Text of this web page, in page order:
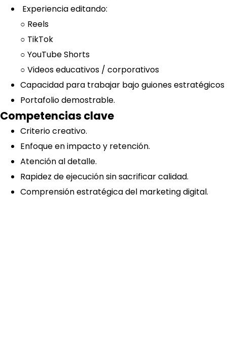
Experiencia editando:
○ Reels
○ TikTok
○ YouTube Shorts
○ Videos educativos / corporativos
Capacidad para trabajar bajo guiones estratégicos
Portafolio demostrable.
Competencias clave
Criterio creativo.
Enfoque en impacto y retención.
Atención al detalle.
Rapidez de ejecución sin sacrificar calidad.
Comprensión estratégica del marketing digital.